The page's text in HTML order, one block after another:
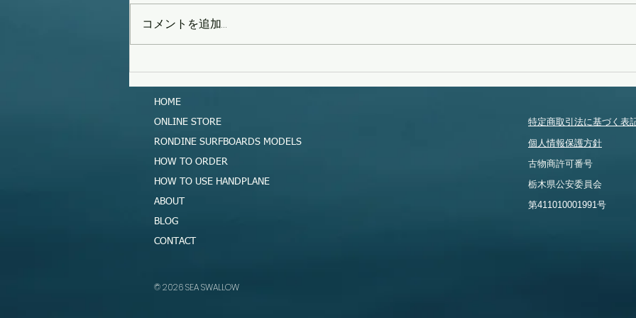
タイフーンスウェル
コメントを追加…
HOME
ONLINE STORE
RONDINE SURFBOARDS MODELS
HOW TO ORDER
HOW TO USE HANDPLANE
ABOUT
BLOG
CONTACT
​© 2026 SEA SWALLOW
特定商取引法に基づく表
個人情報保護方針
​古物商許可番号
​栃木県公安委員会
​第411010001991号